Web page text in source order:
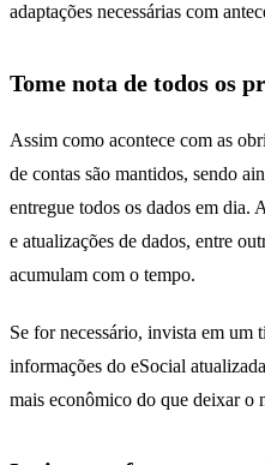
adaptações necessárias com
Tome nota de todos os
Assim como acontece com as
de contas são mantidos, sendo
entregue todos os dados em dia.
e atualizações de dados, entre
acumulam com o tempo.
Se for necessário, invista em um
informações do eSocial
mais econômico do que deixar o